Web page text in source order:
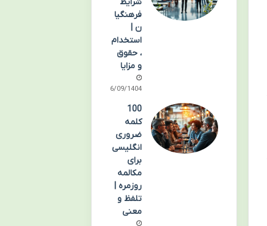
فرهنگیا
ن |
استخدام
، حقوق
و مزایا
06/09/1404
100
کلمه
ضروری
انگلیسی
برای
مکالمه
روزمره |
تلفظ و
معنی